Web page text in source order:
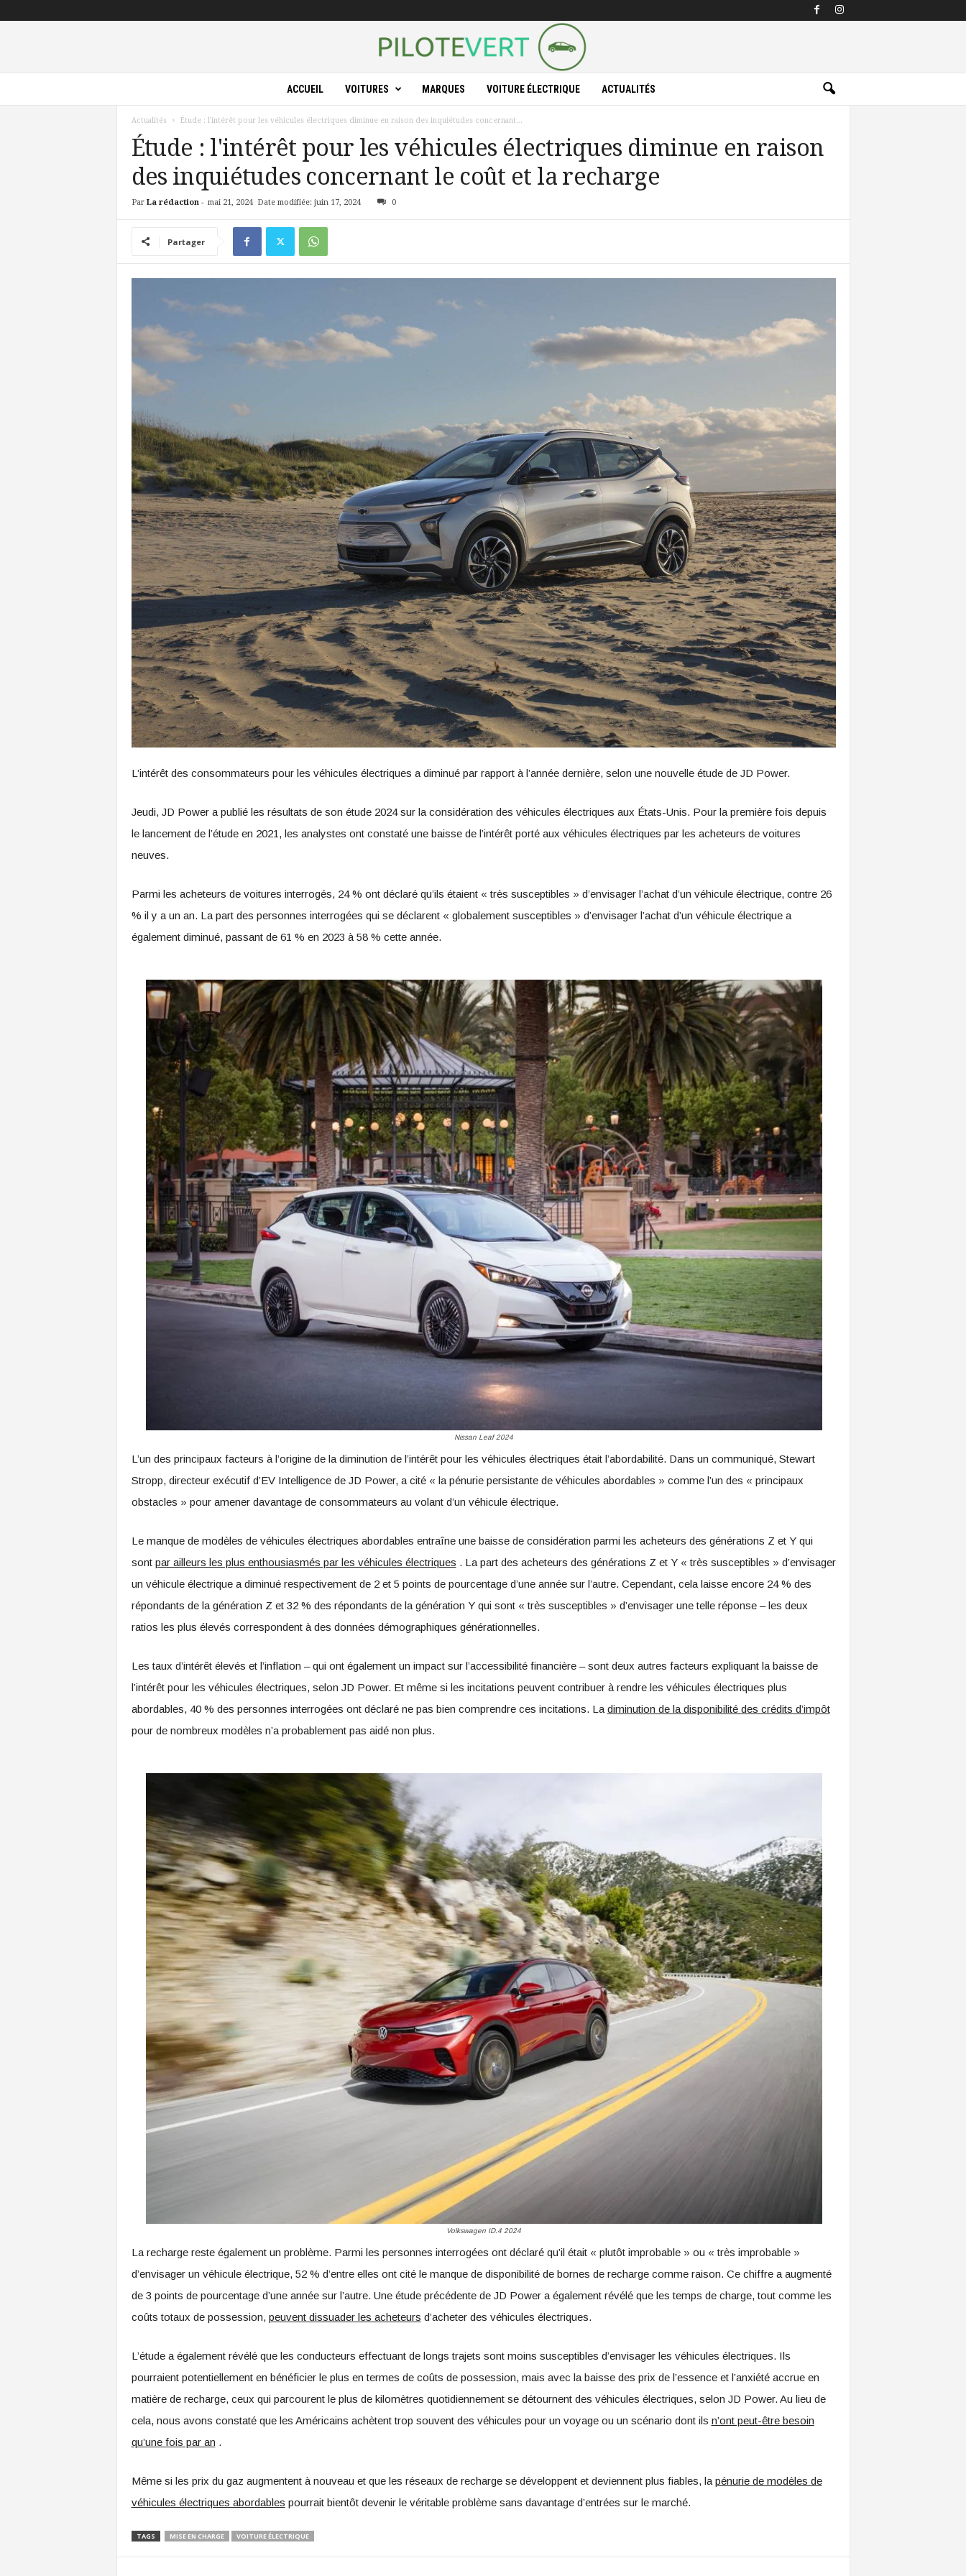
ACCUEIL VOITURES MARQUES VOITURE ÉLECTRIQUE ACTUALITÉS
Actualités Étude : l'intérêt pour les véhicules électriques diminue en raison des inquiétudes concernant...
Étude : l'intérêt pour les véhicules électriques diminue en raison
des inquiétudes concernant le coût et la recharge
Par La rédaction- mai 21, 2024 Date modifiée: juin 17, 2024 0
Partager
L’intérêt des consommateurs pour les véhicules électriques a diminué par rapport à l’année dernière, selon une nouvelle étude de JD Power.
Jeudi, JD Power a publié les résultats de son étude 2024 sur la considération des véhicules électriques aux États-Unis. Pour la première fois depuis
le lancement de l’étude en 2021, les analystes ont constaté une baisse de l’intérêt porté aux véhicules électriques par les acheteurs de voitures
neuves.
Parmi les acheteurs de voitures interrogés, 24 % ont déclaré qu’ils étaient « très susceptibles » d’envisager l’achat d’un véhicule électrique, contre 26
% il y a un an. La part des personnes interrogées qui se déclarent « globalement susceptibles » d’envisager l’achat d’un véhicule électrique a
également diminué, passant de 61 % en 2023 à 58 % cette année.
Nissan Leaf 2024
L’un des principaux facteurs à l’origine de la diminution de l’intérêt pour les véhicules électriques était l’abordabilité. Dans un communiqué, Stewart
Stropp, directeur exécutif d’EV Intelligence de JD Power, a cité « la pénurie persistante de véhicules abordables » comme l’un des « principaux
obstacles » pour amener davantage de consommateurs au volant d’un véhicule électrique.
Le manque de modèles de véhicules électriques abordables entraîne une baisse de considération parmi les acheteurs des générations Z et Y qui
sont par ailleurs les plus enthousiasmés par les véhicules électriques . La part des acheteurs des générations Z et Y « très susceptibles » d’envisager
un véhicule électrique a diminué respectivement de 2 et 5 points de pourcentage d’une année sur l’autre. Cependant, cela laisse encore 24 % des
répondants de la génération Z et 32 % des répondants de la génération Y qui sont « très susceptibles » d’envisager une telle réponse – les deux
ratios les plus élevés correspondent à des données démographiques générationnelles.
Les taux d’intérêt élevés et l’inflation – qui ont également un impact sur l’accessibilité financière – sont deux autres facteurs expliquant la baisse de
l’intérêt pour les véhicules électriques, selon JD Power. Et même si les incitations peuvent contribuer à rendre les véhicules électriques plus
abordables, 40 % des personnes interrogées ont déclaré ne pas bien comprendre ces incitations. La diminution de la disponibilité des crédits d’impôt
pour de nombreux modèles n’a probablement pas aidé non plus.
Volkswagen ID.4 2024
La recharge reste également un problème. Parmi les personnes interrogées ont déclaré qu’il était « plutôt improbable » ou « très improbable »
d’envisager un véhicule électrique, 52 % d’entre elles ont cité le manque de disponibilité de bornes de recharge comme raison. Ce chiffre a augmenté
de 3 points de pourcentage d’une année sur l’autre. Une étude précédente de JD Power a également révélé que les temps de charge, tout comme les
coûts totaux de possession, peuvent dissuader les acheteurs d’acheter des véhicules électriques.
L’étude a également révélé que les conducteurs effectuant de longs trajets sont moins susceptibles d’envisager les véhicules électriques. Ils
pourraient potentiellement en bénéficier le plus en termes de coûts de possession, mais avec la baisse des prix de l’essence et l’anxiété accrue en
matière de recharge, ceux qui parcourent le plus de kilomètres quotidiennement se détournent des véhicules électriques, selon JD Power. Au lieu de
cela, nous avons constaté que les Américains achètent trop souvent des véhicules pour un voyage ou un scénario dont ils n’ont peut-être besoin
qu’une fois par an .
Même si les prix du gaz augmentent à nouveau et que les réseaux de recharge se développent et deviennent plus fiables, la pénurie de modèles de
véhicules électriques abordables pourrait bientôt devenir le véritable problème sans davantage d’entrées sur le marché.
TAGS MISE EN CHARGE VOITURE ÉLECTRIQUE